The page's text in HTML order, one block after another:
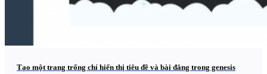
Tạo một trang trống chỉ hiển thị tiêu đề và bài đăng trong genesis